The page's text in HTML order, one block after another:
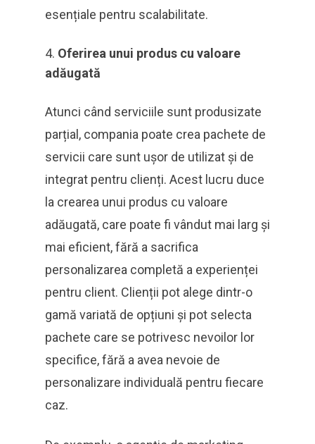
esențiale pentru scalabilitate.
Oferirea unui produs cu valoare
adăugată
Atunci când serviciile sunt produsizate
parțial, compania poate crea pachete de
servicii care sunt ușor de utilizat și de
integrat pentru clienți. Acest lucru duce
la crearea unui produs cu valoare
adăugată, care poate fi vândut mai larg și
mai eficient, fără a sacrifica
personalizarea completă a experienței
pentru client. Clienții pot alege dintr-o
gamă variată de opțiuni și pot selecta
pachete care se potrivesc nevoilor lor
specifice, fără a avea nevoie de
personalizare individuală pentru fiecare
caz.